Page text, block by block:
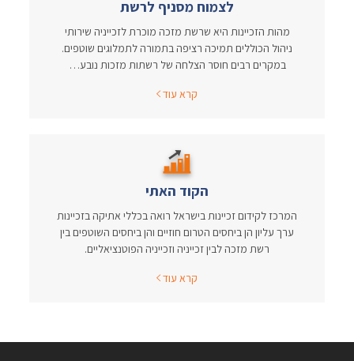
לצמוח מסניף לרשת
מהות הזכיינות היא שרשת מזכה מוכרת לזכייניה שירותי
ניהול הכוללים תמיכה רציפה בתמורה לתמלוגים שוטפים.
במקרים רבים חוסר הצלחה של רשתות מזכות נובע…
קרא עוד
הקוד האתי
המרכז לקידום זכיינות בישראל רואה בכללי אתיקה בזכיינות
ערך עליון הן ביחסים הטרום חוזיים והן ביחסים השוטפים בין
רשת מזכה לבין זכייניה וזכייניה הפוטנציאליים.
קרא עוד